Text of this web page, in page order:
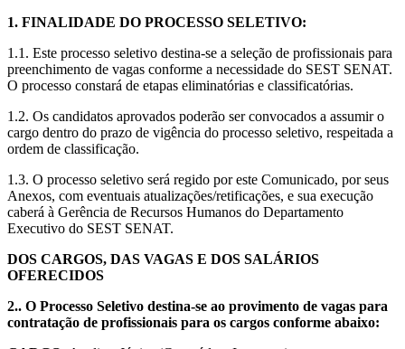
1. FINALIDADE DO PROCESSO SELETIVO:
1.1. Este processo seletivo destina-se a seleção de profissionais para
preenchimento de vagas conforme a necessidade do SEST SENAT.
O processo constará de etapas eliminatórias e classificatórias.
1.2. Os candidatos aprovados poderão ser convocados a assumir o
cargo dentro do prazo de vigência do processo seletivo, respeitada a
ordem de classificação.
1.3. O processo seletivo será regido por este Comunicado, por seus
Anexos, com eventuais atualizações/retificações, e sua execução
caberá à Gerência de Recursos Humanos do Departamento
Executivo do SEST SENAT.
DOS CARGOS, DAS VAGAS E DOS SALÁRIOS
OFERECIDOS
2.. O Processo Seletivo destina-se ao provimento de vagas para
contratação de profissionais para os cargos conforme abaixo: